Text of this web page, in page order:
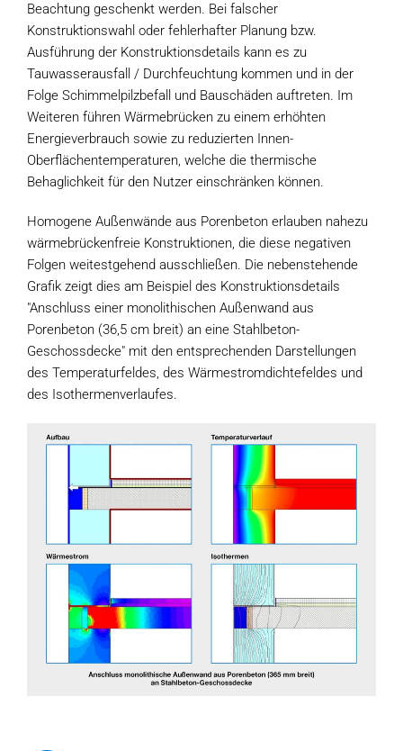
Beachtung geschenkt werden. Bei falscher
Konstruktionswahl oder fehlerhafter Planung bzw.
Ausführung der Konstruktionsdetails kann es zu
Tauwasserausfall / Durchfeuchtung kommen und in der
Folge Schimmelpilzbefall und Bauschäden auftreten. Im
Weiteren führen Wärmebrücken zu einem erhöhten
Energieverbrauch sowie zu reduzierten Innen-
Oberflächentemperaturen, welche die thermische
Behaglichkeit für den Nutzer einschränken können.
Homogene Außenwände aus Porenbeton erlauben nahezu
wärmebrückenfreie Konstruktionen, die diese negativen
Folgen weitestgehend ausschließen. Die nebenstehende
Grafik zeigt dies am Beispiel des Konstruktionsdetails
"Anschluss einer monolithischen Außenwand aus
Porenbeton (36,5 cm breit) an eine Stahlbeton-
Geschossdecke" mit den entsprechenden Darstellungen
des Temperaturfeldes, des Wärmestromdichtefeldes und
des Isothermenverlaufes.